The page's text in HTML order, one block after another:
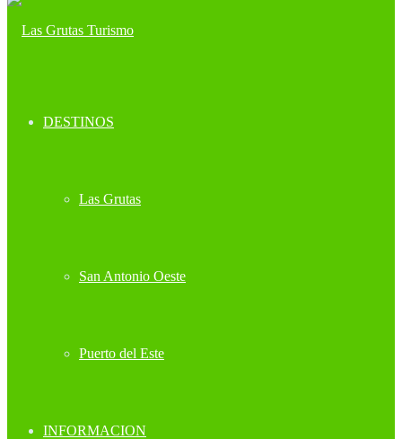
DESTINOS
Las Grutas
San Antonio Oeste
Puerto del Este
INFORMACION